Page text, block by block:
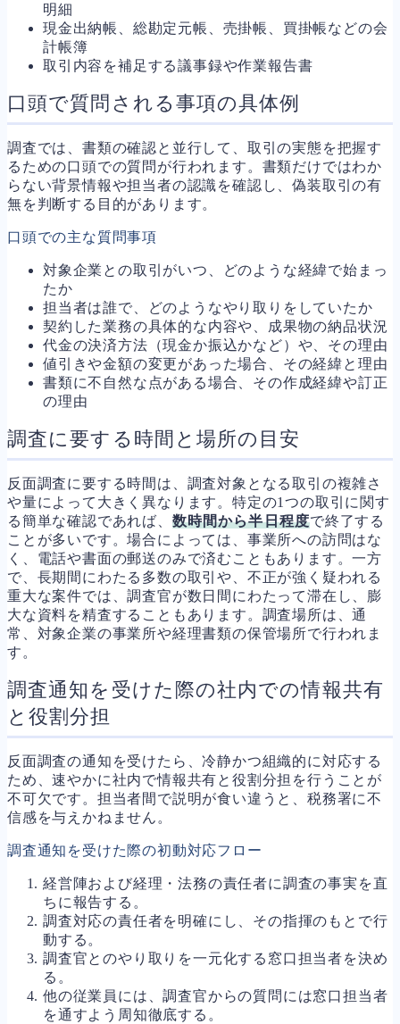
明細
現金出納帳、総勘定元帳、売掛帳、買掛帳などの会
計帳簿
取引内容を補足する議事録や作業報告書
口頭で質問される事項の具体例
調査では、書類の確認と並行して、取引の実態を把握す
るための口頭での質問が行われます。書類だけではわか
らない背景情報や担当者の認識を確認し、偽装取引の有
無を判断する目的があります。
口頭での主な質問事項
対象企業との取引がいつ、どのような経緯で始まっ
たか
担当者は誰で、どのようなやり取りをしていたか
契約した業務の具体的な内容や、成果物の納品状況
代金の決済方法（現金か振込かなど）や、その理由
値引きや金額の変更があった場合、その経緯と理由
書類に不自然な点がある場合、その作成経緯や訂正
の理由
調査に要する時間と場所の目安
反面調査に要する時間は、調査対象となる取引の複雑さ
や量によって大きく異なります。特定の1つの取引に関す
る簡単な確認であれば、 数時間から半日程度で終了する
ことが多いです。場合によっては、事業所への訪問はな
く、電話や書面の郵送のみで済むこともあります。一方
で、長期間にわたる多数の取引や、不正が強く疑われる
重大な案件では、調査官が数日間にわたって滞在し、膨
大な資料を精査することもあります。調査場所は、通
常、対象企業の事業所や経理書類の保管場所で行われま
す。
調査通知を受けた際の社内での情報共有
と役割分担
反面調査の通知を受けたら、冷静かつ組織的に対応する
ため、速やかに社内で情報共有と役割分担を行うことが
不可欠です。担当者間で説明が食い違うと、税務署に不
信感を与えかねません。
調査通知を受けた際の初動対応フロー
経営陣および経理・法務の責任者に調査の事実を直
ちに報告する。
調査対応の責任者を明確にし、その指揮のもとで行
動する。
調査官とのやり取りを一元化する窓口担当者を決め
る。
他の従業員には、調査官からの質問には窓口担当者
を通すよう周知徹底する。